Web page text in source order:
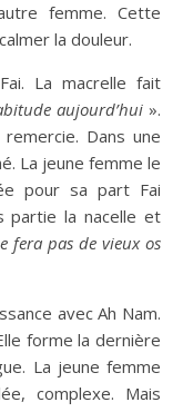
femme. Cette
la douleur.
La macrelle fait
aujourd’hui ».
Dans une
La jeune femme le
pour sa part Fai
partie la nacelle et
fera pas de vieux os
avec Ah Nam.
forme la dernière
La jeune femme
complexe. Mais